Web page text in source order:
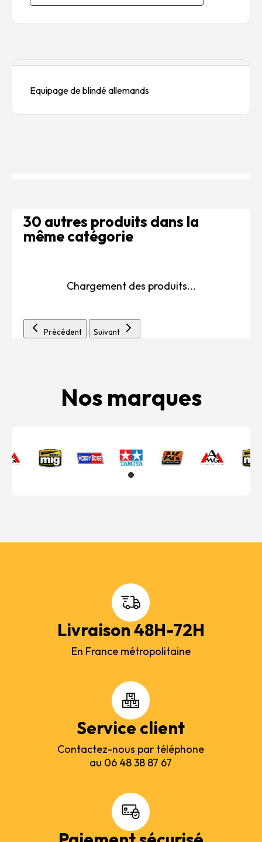
Equipage de blindé allemands
30 autres produits dans la
même catégorie
Chargement des produits...
Précédent Suivant
Nos marques
Livraison 48H-72H
En France métropolitaine
Service client
Contactez-nous par téléphone
au 06 48 38 87 67